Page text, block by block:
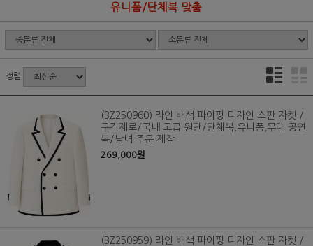
유니폼/단체복 맞춤
정렬
(BZ250960) 라인 배색 파이핑 디자인 스판 자켓 /
구김제로/국내 고급 원단/단체복,유니폼,무대 공연
복/남녀 주문 제작
269,000원
(BZ250959) 라인 배색 파이핑 디자인 스판 자켓 /